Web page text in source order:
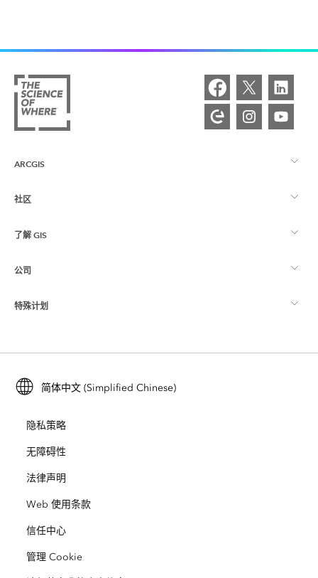
ARCGIS
ArcGIS 概览
制图
Esri Store
社区
Esri 社区
ArcGIS 博客
用户研究和测试
Esri 年轻专家关系网
了解 GIS
什么是 GIS？
位置智能
培训
ArcUser
ArcNews
ArcWatch
Esri Press
Esri 视频
公司
关于 Esri
招贤纳士
开放视野
业务行为准则
特殊计划
ArcGIS for Student Use
保护
教育
简体中文 (Simplified Chinese)
隐私策略
无障碍性
法律声明
Web 使用条款
信任中心
管理 Cookie